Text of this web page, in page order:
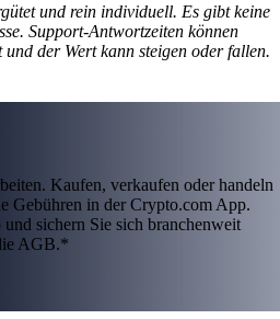
und rein individuell. Es gibt keine
Support-Antwortzeiten können
der Wert kann steigen oder fallen.
Kaufen, verkaufen oder handeln
Gebühren in der Crypto.com App.
sichern Sie sich branchenweit
AGB.*